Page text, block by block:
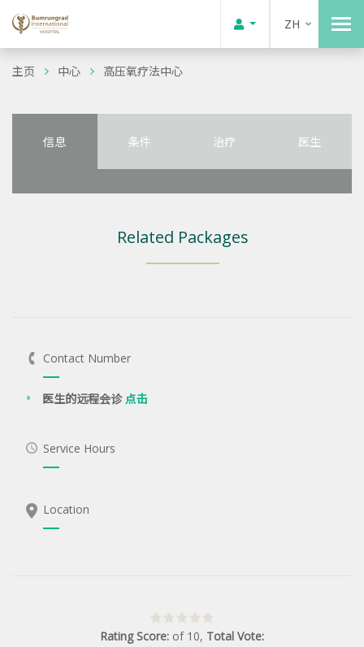
ZH
主页 中心 高压氧疗法中心
信息 条件 治疗 医生
Related Packages
Contact Number
医生的远程会诊点击
Service Hours
Location
Rating Score: of 10, Total Vote: